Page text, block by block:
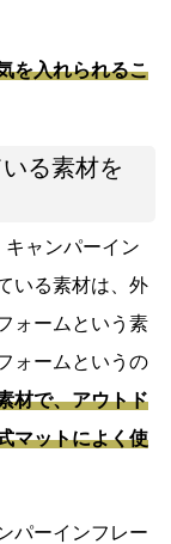
を入れられるこ
る素材を
ャンパーイン
いる素材は、外
ォームという素
ォームというの
材で、アウトド
マットによく使
パーインフレー